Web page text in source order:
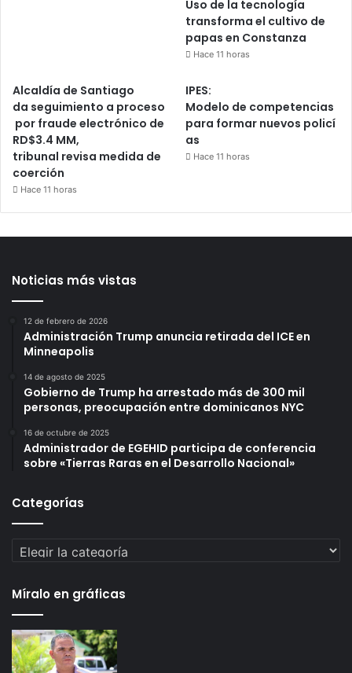
Uso de la tecnología
transforma el cultivo de
papas en Constanza
Hace 11 horas
Alcaldía de Santiago
da seguimiento a proceso
por fraude electrónico de
RD$3.4 MM,
tribunal revisa medida de
coerción
Hace 11 horas
IPES:
Modelo de competencias
para formar nuevos policí
as
Hace 11 horas
Noticias más vistas
12 de febrero de 2026
Administración Trump anuncia retirada del ICE en
Minneapolis
14 de agosto de 2025
Gobierno de Trump ha arrestado más de 300 mil
personas, preocupación entre dominicanos NYC
16 de octubre de 2025
Administrador de EGEHID participa de conferencia
sobre «Tierras Raras en el Desarrollo Nacional»
Categorías
Categorías
Míralo en gráficas